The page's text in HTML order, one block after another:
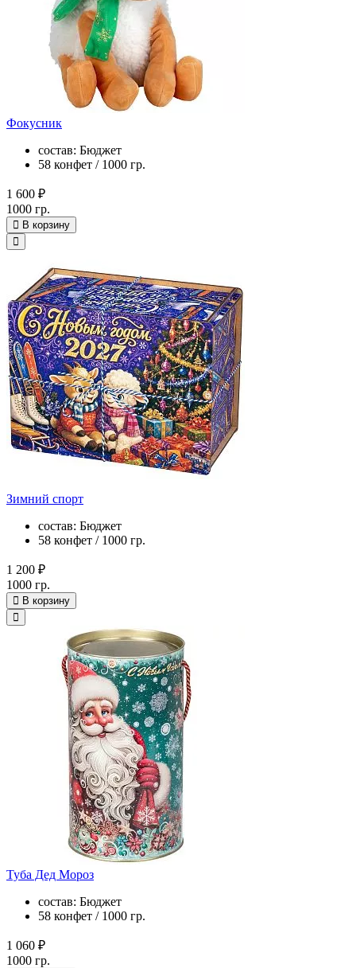
Фокусник
состав: Бюджет
58 конфет / 1000 гр.
1 600 ₽
1000 гр.
В корзину
Зимний спорт
состав: Бюджет
58 конфет / 1000 гр.
1 200 ₽
1000 гр.
В корзину
Туба Дед Мороз
состав: Бюджет
58 конфет / 1000 гр.
1 060 ₽
1000 гр.